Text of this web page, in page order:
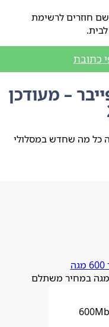
לרשימת
– מעודכן
שחדש במסלולי